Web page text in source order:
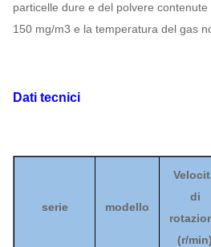
particelle dure e del polvere
150 mg/m3 e la temperatura del gas
Dati tecnici
serie modello
di
(r/min)